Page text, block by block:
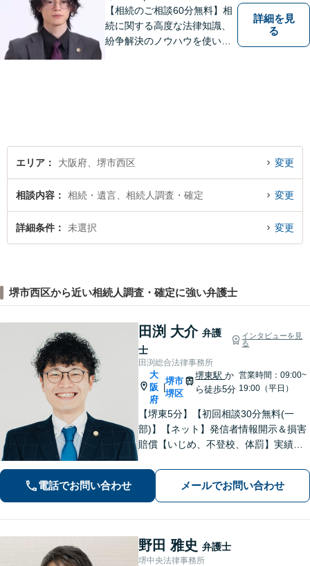
【相続のご相談60分無料】相
続に関する高度な法律知識、
紛争解決のノウハウを使い、
詳細を見
る
エリア 大阪府、堺市西区 変更
相談内容 相続・遺言、相続人調査・確定 変更
詳細条件 未選択 変更
堺市西区から近い相続人調査・確定に強い弁護士
田渕 大介 弁護
士
インタビューを見
る
田渕総合法律事務所
大
阪
府
|
堺市
堺区
堺東駅か
ら徒歩5分
営業時間：09:00~
19:00（平日）
【堺東5分】【初回相談30分無料(一
部)】【ネット】発信者情報開示＆損害
賠償【いじめ、不登校、体罰】実績豊
利な条件での慰謝料・離婚【労働問
題】ハラスメント事案の実績／裁判を
見据えて加害者・会社と交渉【土日祝
対応】
電話でお問い合わせ メールでお問い合わせ
野田 雅史 弁護士
堺中央法律事務所